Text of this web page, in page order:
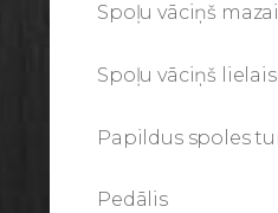
Spoļu vāciņš
Spoļu vāciņš lielais
Papildus spoles
Pedālis